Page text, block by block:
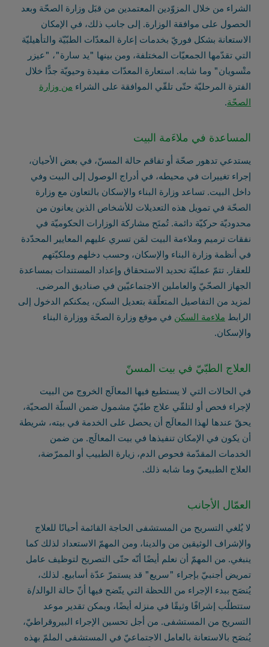
الشراء من خلال المزوّدين المعتمدين من قبَل وزارة الصحّة وبعد
الحصول على موافقة الوزارة. إلى جانب ذلك، في الإمكان
الاستعانة بشكل فوريّ بخدمات إعارة المعدّات الطبّيّة والتأهيليّة
التي تقدّمها الجمعيّات المختلفة، ومن بينها "يد سارة"، "عيزر
متْسويان" وما شابه. استعارة المعدّات مفيدة وحيويّة جدًّا خلال
الفترة المرحليّة حتّى تلقّي الموافقة على الشراء من وزارة
الصحّة.
المساعدة في ملاءَمة البيت
يستدعي تدهور صحّة أو تفاقم حالة المسنّ، في بعض الأحيان،
إجراء تغييرات في محيطه، في أدراج الوصول إلى البيت وفي
داخل البيت. تساعد وزارة البناء والإسكان بالتعاون مع وزارة
الصحّة في تمويل هذه التعديلات للأشخاص الذين يعانون من
محدوديّة حركيّة دائمة. تُمنَح مشاركة الوزارات الحكوميّة في
نفقات ترميم وملاءمة البيت لمَن تسري عليهم المعايير المحدّدة
في أنظمة وزارة البناء والإسكان، وحسب دخلهم وملكيّتهم
للعقار. تتمّ عمليّة تحديد الاستحقاق وإعداد المستندات بمساعدة
الجهاز الصحّيّ والعاملين الاجتماعيّين في صناديق المرضى.
لمزيد من التفاصيل المتعلّقة بتعديل السكن، يمكنكم الدخول إلى
الرابط ملاءمة السكن في موقع وزارة الصحّة ووزارة البناء
والإسكان.
العلاج الطبّيّ في بيت المسنّ
في الحالات التي لا يستطيع فيها المعالَج الخروج من البيت
لإجراء فحص أو لتلقّي علاج طبّيّ مشمول ضمن السلّة الصحيّة،
يحقّ عندها لهذا المعالَج أن يحصل على الخدمة في بيته، شريطة
أن يكون في الإمكان تنفيذها في بيت المعالَج. من ضمن
الخدمات المقدّمة فحوص الدم، زيارة الطبيب أو الممرّضة،
العلاج الطبيعيّ وما شابه ذلك.
العمّال الأجانب
لا يُلغي التسريح من المستشفى الحاجة القائمة أحيانًا للعلاج
والإشراف الوثيقين من والدينا، ومن المهمّ الاستعداد لذلك كما
ينبغي. من المهمّ أن نعلم أيضًا أنّه حتّى التصريح لتوظيف عامل
تمريض أجنبيّ بإجراء "سريع" قد يستمرّ عدّة أسابيع. لذلك،
يُنصَح ببدء الإجراء من اللحظة التي يتّضح فيها أنّ حالة الوالد/ة
ستتطلّب إشرافًا وثيقًا في منزله أيضًا، ويمكن تقدير موعد
التسريح من المستشفى. من أجل تحسين الإجراء البيروقراطيّ،
يُنصَح بالاستعانة بالعامل الاجتماعيّ في المستشفى الملمّ بهذه